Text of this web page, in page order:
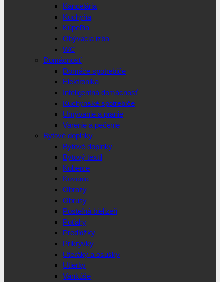
Kancelária
Kuchyňa
Kúpeľňa
Obývacia izba
WC
Domácnosť
Domáce spotrebiče
Elektronika
Inteligentná domácnosť
Kuchynské spotrebiče
Umývanie a pranie
Varenie a pečenie
Bytové doplnky
Bytové doplnky
Bytový textil
Koberce
Kovania
Obrazy
Obrusy
Posteľná bielizeň
Poťahy
Predložky
Prikrývky
Uteráky a osušky
Utierky
Vankúše